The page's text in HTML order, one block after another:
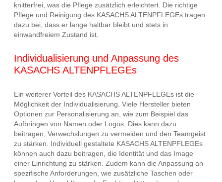
knitterfrei, was die Pflege zusätzlich erleichtert. Die richtige
Pflege und Reinigung des KASACHS ALTENPFLEGEs tragen
dazu bei, dass er lange haltbar bleibt und stets in
einwandfreiem Zustand ist.
Individualisierung und Anpassung des
KASACHS ALTENPFLEGEs
Ein weiterer Vorteil des KASACHS ALTENPFLEGEs ist die
Möglichkeit der Individualisierung. Viele Hersteller bieten
Optionen zur Personalisierung an, wie zum Beispiel das
Aufbringen von Namen oder Logos. Dies kann dazu
beitragen, Verwechslungen zu vermeiden und den Teamgeist
zu stärken. Individuell gestaltete KASACHS ALTENPFLEGEs
können auch dazu beitragen, die Identität und das Image
einer Einrichtung zu stärken. Zudem kann die Anpassung an
spezifische Anforderungen, wie zusätzliche Taschen oder